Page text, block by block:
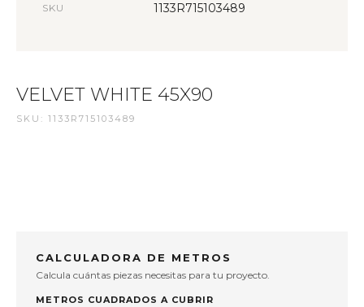
SKU 1133R715103489
VELVET WHITE 45X90
SKU: 1133R715103489
CALCULADORA DE METROS
Calcula cuántas piezas necesitas para tu proyecto.
METROS CUADRADOS A CUBRIR